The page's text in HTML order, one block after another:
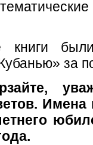
книги
за
Имена